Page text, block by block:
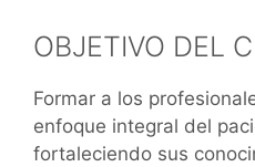
OBJETIVO DEL
Formar a los
enfoque integral del
fortaleciendo sus